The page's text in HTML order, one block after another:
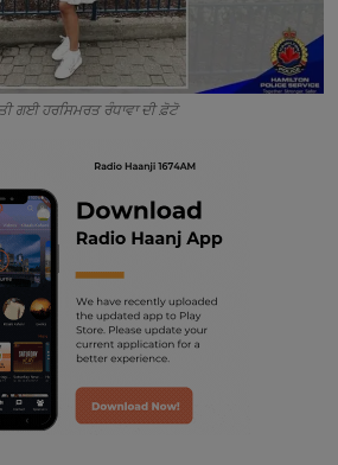
ਗਈ ਹਰਸਿਮਰਤ ਰੰਧਾਵਾ ਦੀ ਫ਼ੋਟੋ